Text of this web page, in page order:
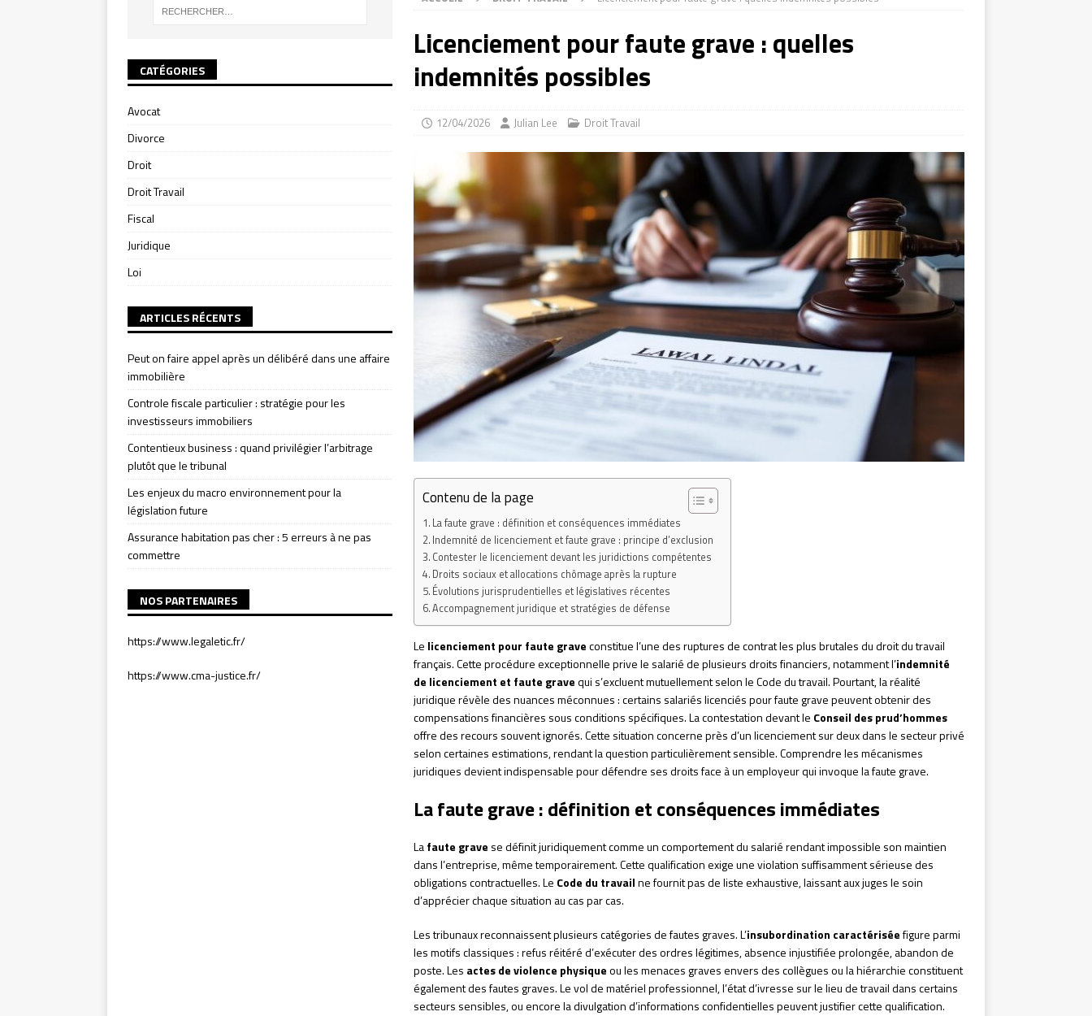
Licenciement pour faute grave : quelles
indemnités possibles
12/04/2026 Julian Lee Droit Travail
Contenu de la page
La faute grave : définition et conséquences immédiates
Indemnité de licenciement et faute grave : principe d’exclusion
Contester le licenciement devant les juridictions compétentes
Droits sociaux et allocations chômage après la rupture
Évolutions jurisprudentielles et législatives récentes
Accompagnement juridique et stratégies de défense
Le licenciement pour faute graveconstitue l’une des ruptures de contrat les plus brutales du droit du travail
français. Cette procédure exceptionnelle prive le salarié de plusieurs droits financiers, notamment l’indemnité
de licenciement et faute gravequi s’excluent mutuellement selon le Code du travail. Pourtant, la réalité
juridique révèle des nuances méconnues : certains salariés licenciés pour faute grave peuvent obtenir des
compensations financières sous conditions spécifiques. La contestation devant le Conseil des prud’hommes
offre des recours souvent ignorés. Cette situation concerne près d’un licenciement sur deux dans le secteur privé
selon certaines estimations, rendant la question particulièrement sensible. Comprendre les mécanismes
juridiques devient indispensable pour défendre ses droits face à un employeur qui invoque la faute grave.
La faute grave : définition et conséquences immédiates
Lafaute grave se définit juridiquement comme un comportement du salarié rendant impossible son maintien
dans l’entreprise, même temporairement. Cette qualification exige une violation suffisamment sérieuse des
obligations contractuelles. Le Code du travailne fournit pas de liste exhaustive, laissant aux juges le soin
d’apprécier chaque situation au cas par cas.
Les tribunaux reconnaissent plusieurs catégories de fautes graves. L’insubordination caractériséefigure parmi
les motifs classiques : refus réitéré d’exécuter des ordres légitimes, absence injustifiée prolongée, abandon de
poste. Les actes de violence physiqueou les menaces graves envers des collègues ou la hiérarchie constituent
également des fautes graves. Le vol de matériel professionnel, l’état d’ivresse sur le lieu de travail dans certains
secteurs sensibles, ou encore la divulgation d’informations confidentielles peuvent justifier cette qualification.
CATÉGORIES
Avocat
Divorce
Droit
Droit Travail
Fiscal
Juridique
Loi
ARTICLES RÉCENTS
Peut on faire appel après un délibéré dans une affaire
immobilière
Controle fiscale particulier : stratégie pour les
investisseurs immobiliers
Contentieux business : quand privilégier l’arbitrage
plutôt que le tribunal
Les enjeux du macro environnement pour la
législation future
Assurance habitation pas cher : 5 erreurs à ne pas
commettre
NOS PARTENAIRES
https://www.legaletic.fr/
https://www.cma-justice.fr/